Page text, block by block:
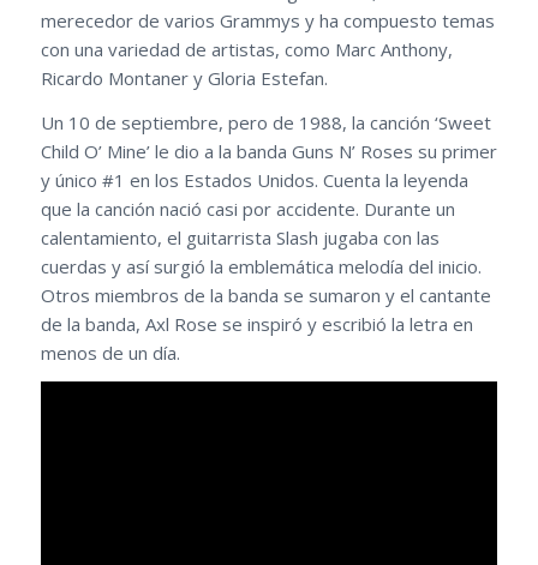
merecedor de varios Grammys y ha compuesto temas
con una variedad de artistas, como Marc Anthony,
Ricardo Montaner y Gloria Estefan.
Un 10 de septiembre, pero de 1988, la canción ‘Sweet
Child O’ Mine’ le dio a la banda Guns N’ Roses su primer
y único #1 en los Estados Unidos. Cuenta la leyenda
que la canción nació casi por accidente. Durante un
calentamiento, el guitarrista Slash jugaba con las
cuerdas y así surgió la emblemática melodía del inicio.
Otros miembros de la banda se sumaron y el cantante
de la banda, Axl Rose se inspiró y escribió la letra en
menos de un día.